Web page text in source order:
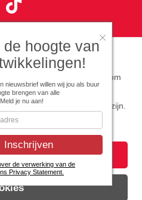
en analytische cookies om
Optioneel zijn cookies die
zo persoonlijk mogelijk zijn.
2026
de hoogte van
nieuwsbrief willen wij jou als buur
brengen van alle
je nu aan!
de verwerking van de
Privacy Statement.